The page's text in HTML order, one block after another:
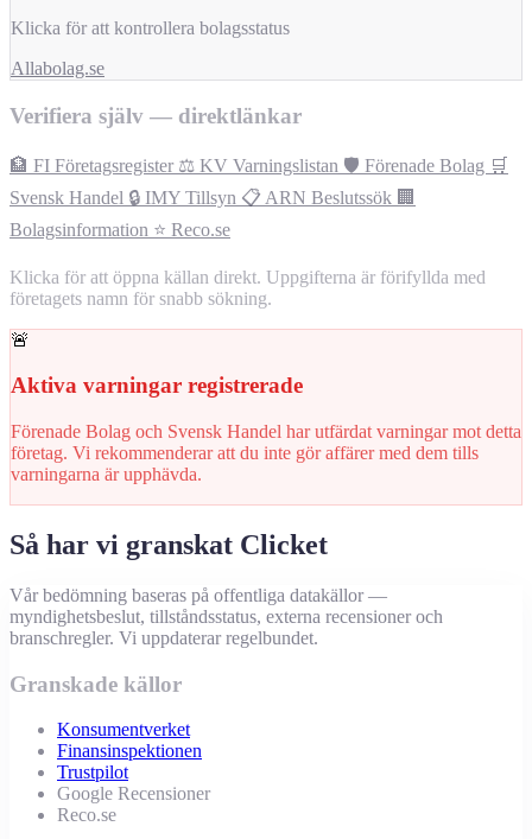
Klicka för att kontrollera bolagsstatus
Allabolag.se
Verifiera själv — direktlänkar
🏦 FI Företagsregister ⚖️ KV Varningslistan 🛡️ Förenade Bolag 🛒
Svensk Handel 🔒 IMY Tillsyn 📋 ARN Beslutssök 🏢
Bolagsinformation ⭐ Reco.se
Klicka för att öppna källan direkt. Uppgifterna är förifyllda med
företagets namn för snabb sökning.
🚨
Aktiva varningar registrerade
Förenade Bolag och Svensk Handel har utfärdat varningar mot detta
företag. Vi rekommenderar att du inte gör affärer med dem tills
varningarna är upphävda.
Så har vi granskat Clicket
Vår bedömning baseras på offentliga datakällor —
myndighetsbeslut, tillståndsstatus, externa recensioner och
branschregler. Vi uppdaterar regelbundet.
Granskade källor
Konsumentverket
Finansinspektionen
Trustpilot
Google Recensioner
Reco.se